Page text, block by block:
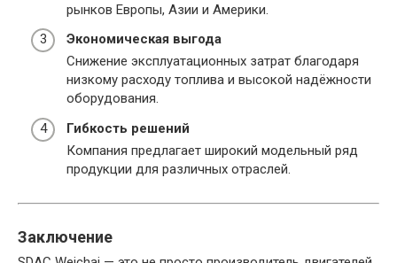
рынков Европы, Азии и Америки.
Экономическая выгода
Снижение эксплуатационных затрат благодаря
низкому расходу топлива и высокой надёжности
оборудования.
Гибкость решений
Компания предлагает широкий модельный ряд
продукции для различных отраслей.
Заключение